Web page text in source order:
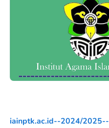
iainptk.ac.id--2024/2025--